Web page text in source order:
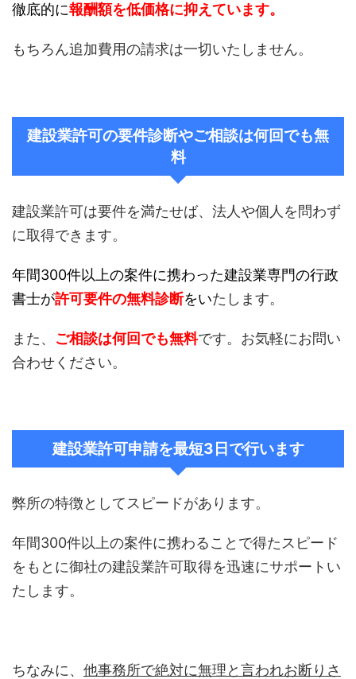
徹底的に報酬額を低価格に抑えています。
もちろん追加費用の請求は一切いたしません。
建設業許可の要件診断やご相談は何回でも無
料
建設業許可は要件を満たせば、法人や個人を問わず
に取得できます。
年間300件以上の案件に携わった建設業専門の行政
書士が許可要件の無料診断をいたします。
また、 ご相談は何回でも無料です。お気軽にお問い
合わせください。
建設業許可申請を最短3日で行います
弊所の特徴としてスピードがあります。
年間300件以上の案件に携わることで得たスピード
をもとに御社の建設業許可取得を迅速にサポートい
たします。
ちなみに、 他事務所で絶対に無理と言われお断りさ